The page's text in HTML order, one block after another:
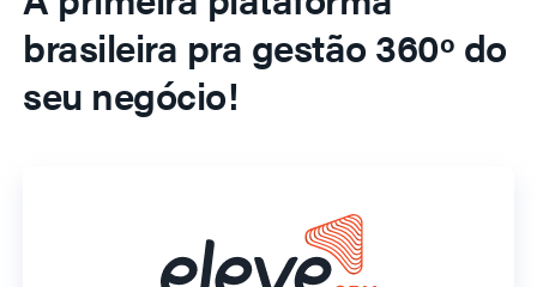
brasileira pra gestão 360º do
seu negócio!